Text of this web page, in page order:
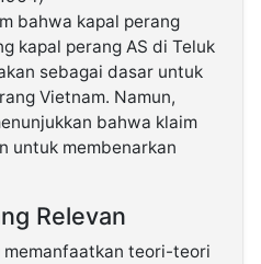
bahwa kapal perang
kapal perang AS di Teluk
sebagai dasar untuk
Vietnam. Namun,
bahwa klaim
untuk membenarkan
Relevan
teori-teori